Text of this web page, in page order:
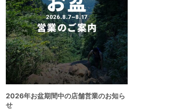
2026年お盆期間中の店舗営業のお知ら
せ